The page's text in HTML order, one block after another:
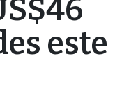
este